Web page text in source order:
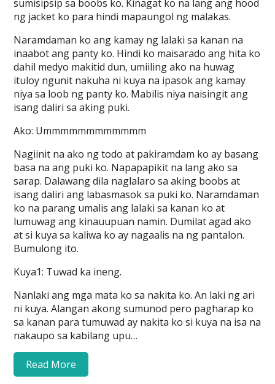
sumisipsip sa boobs ko. Kinagat ko na lang ang hood
ng jacket ko para hindi mapaungol ng malakas.
Naramdaman ko ang kamay ng lalaki sa kanan na
inaabot ang panty ko. Hindi ko maisarado ang hita ko
dahil medyo makitid dun, umiiling ako na huwag
ituloy ngunit nakuha ni kuya na ipasok ang kamay
niya sa loob ng panty ko. Mabilis niya naisingit ang
isang daliri sa aking puki.
Ako: Ummmmmmmmmmmm
Nagiinit na ako ng todo at pakiramdam ko ay basang
basa na ang puki ko. Napapapikit na lang ako sa
sarap. Dalawang dila naglalaro sa aking boobs at
isang daliri ang labasmasok sa puki ko. Naramdaman
ko na parang umalis ang lalaki sa kanan ko at
lumuwag ang kinauupuan namin. Dumilat agad ako
at si kuya sa kaliwa ko ay nagaalis na ng pantalon.
Bumulong ito.
Kuya1: Tuwad ka ineng.
Nanlaki ang mga mata ko sa nakita ko. An laki ng ari
ni kuya. Alangan akong sumunod pero pagharap ko
sa kanan para tumuwad ay nakita ko si kuya na isa na
nakaupo sa kabilang upu…
Read More